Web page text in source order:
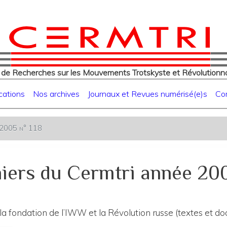
contenu
principal
Recherches sur les Mouvements Trotskyste et
Nos archives Journaux et Revues numérisé(e)s
n° 118
du Cermtri année
fondation de l’IWW et la Révolution russe (textes et